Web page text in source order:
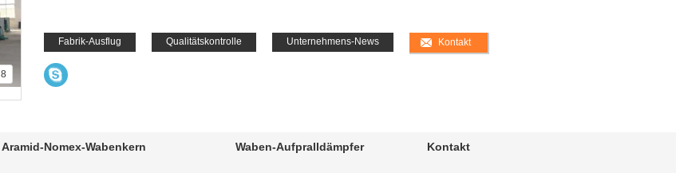
8
Fabrik-Ausflug Qualitätskontrolle Unternehmens-News Kontakt
Aramid-Nomex-Wabenkern Waben-Aufpralldämpfer Kontakt